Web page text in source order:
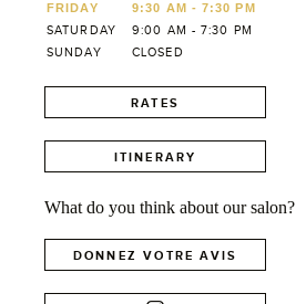
FRIDAY
9:30 AM - 7:30 PM
SATURDAY
9:00 AM - 7:30 PM
SUNDAY
CLOSED
RATES
ITINERARY
What do you think about our salon?
DONNEZ VOTRE AVIS